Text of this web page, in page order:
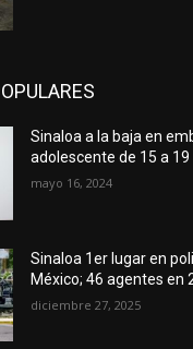
Sinaloa a la baja en
adolescente de 15 a 19
mayo 16, 2024
Sinaloa 1er lugar en
México; 46 agentes en
diciembre 27, 2025